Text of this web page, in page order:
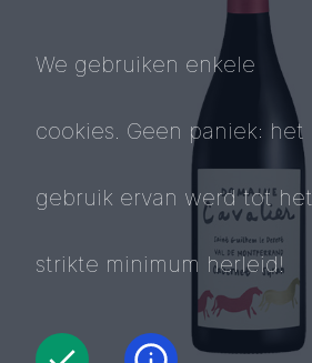
We gebruiken enkele
cookies. Geen paniek: het
gebruik ervan werd tot het
strikte minimum herleid!